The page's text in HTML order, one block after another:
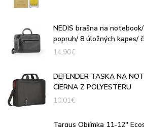
NEDIS brašna na
popruh/ 8 úložných kapes/
14,90€
DEFENDER TASKA NA
CIERNA Z POLYESTERU
10,01€
Targus Objímka 11-12''